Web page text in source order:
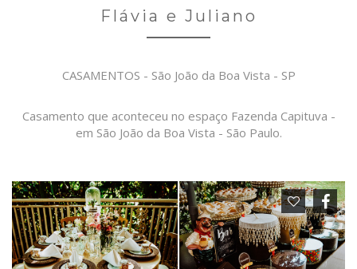
Flávia e Juliano
CASAMENTOS - São João da Boa Vista - SP
Casamento que aconteceu no espaço Fazenda Capituva -
em São João da Boa Vista - São Paulo.